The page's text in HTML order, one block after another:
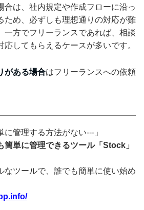
合は、社内規定や作成フローに沿っ
ため、必ずしも理想通りの対応が難
一方でフリーランスであれば、相談
応してもらえるケースが多いです。
がある場合はフリーランスへの依頼
に管理する方法がない---」
簡単に管理できるツール「Stock」
なツールで、誰でも簡単に使い始め